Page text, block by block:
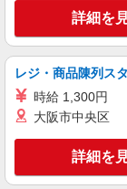
キー
派遣社員
株式会社kotrio /
詳細を
レジ・商品陳列ス
時給 1,300円
大阪市中央区
詳細を